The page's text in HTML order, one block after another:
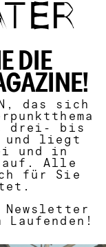
DIE
das sich
drei- bis
und liegt
und in
auf. Alle
für Sie
Newsletter